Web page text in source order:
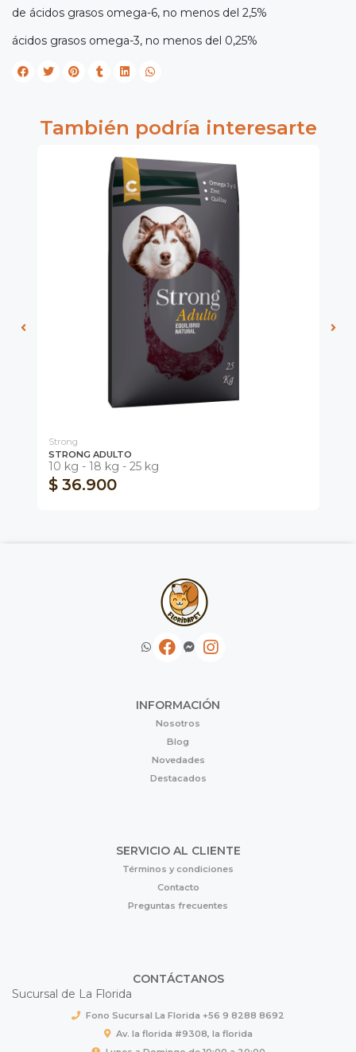
de ácidos grasos omega-6, no menos del 2,5%
ácidos grasos omega-3, no menos del 0,25%
También podría interesarte
Strong
STRONG ADULTO
10 kg - 18 kg - 25 kg
$ 36.900
INFORMACIÓN
Nosotros
Blog
Novedades
Destacados
SERVICIO AL CLIENTE
Términos y condiciones
Contacto
Preguntas frecuentes
CONTÁCTANOS
Sucursal de La Florida
Fono Sucursal La Florida +56 9 8288 8692
Av. la florida #9308, la florida